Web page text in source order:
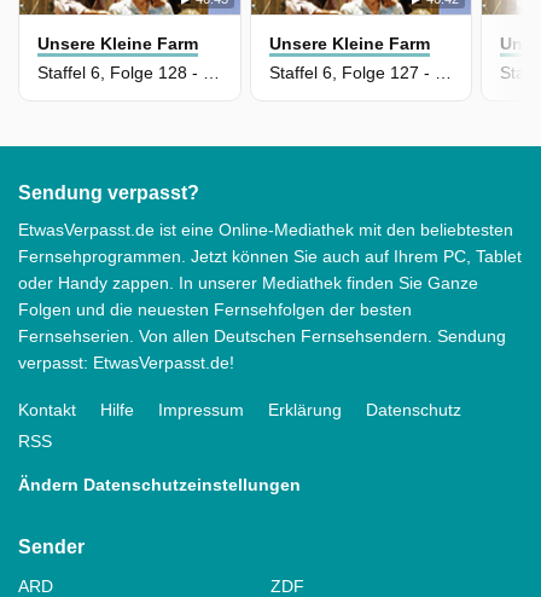
Unsere Kleine Farm
Unsere Kleine Farm
Sendung verpasst?
EtwasVerpasst.de ist eine Online-Mediathek mit den beliebtesten
Fernsehprogrammen. Jetzt können Sie auch auf Ihrem PC, Tablet
oder Handy zappen. In unserer Mediathek finden Sie Ganze
Folgen und die neuesten Fernsehfolgen der besten
Fernsehserien. Von allen Deutschen Fernsehsendern. Sendung
verpasst: EtwasVerpasst.de!
Kontakt Hilfe Impressum Erklärung
Datenschutz
RSS
Ändern Datenschutzeinstellungen
Sender
ARD
ZDF